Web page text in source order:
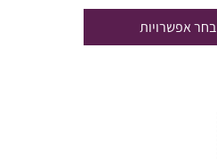
היה:
₪240.00.
הוא:
בחר אפשרויות